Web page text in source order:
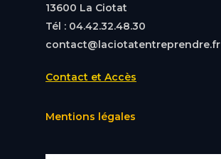
13600 La Ciotat
Tél : 04.42.32.48.30
contact@laciotatentreprendre.fr
Contact et Accès
Mentions légales